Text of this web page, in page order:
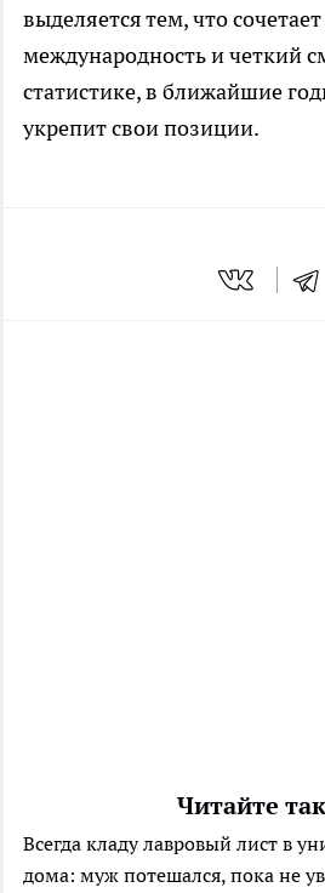
выделяется тем, что
международность и четкий
статистике, в ближайшие
укрепит свои позиции.
Читайте
Всегда кладу лавровый лист в
дома: муж потешался, пока не